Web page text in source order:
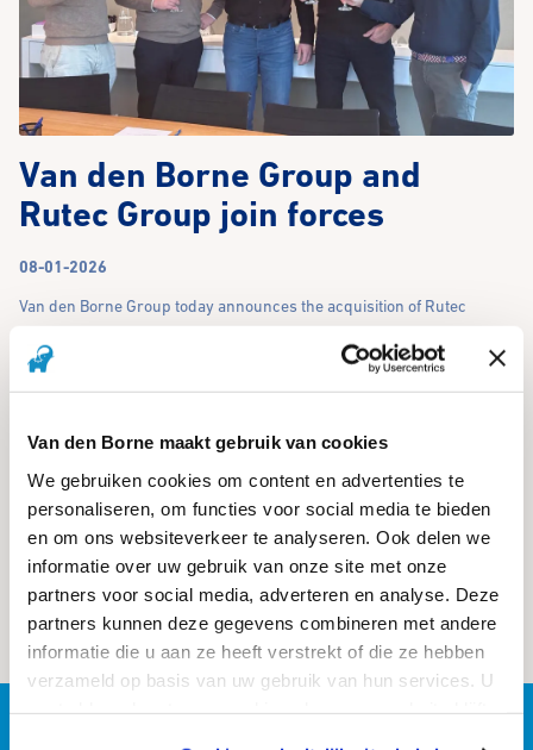
Van den Borne maakt gebruik van cookies
We gebruiken cookies om content en advertenties te
personaliseren, om functies voor social media te bieden
en om ons websiteverkeer te analyseren. Ook delen we
informatie over uw gebruik van onze site met onze
partners voor social media, adverteren en analyse. Deze
partners kunnen deze gegevens combineren met andere
informatie die u aan ze heeft verstrekt of die ze hebben
verzameld op basis van uw gebruik van hun services. U
Van den Borne Group and
Rutec Group join forces
08-01-2026
Van den Borne Group today announces the acquisition of Rutec
further growth in the irrigation market across the United Kingdom,
the Benelux and the DACH region, driven by synergy, collaboration
benefit customers, suppliers, and employees.
The new organization includes:Van den Borne NL ,Van den Borne
GmbH,KAR UK,Power Plastics NL,Penny UKen Rutec Engineering
NL.
View the full press release here.